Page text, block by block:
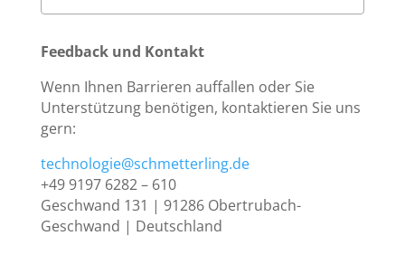
Feedback und Kontakt
Wenn Ihnen Barrieren auffallen oder Sie
Unterstützung benötigen, kontaktieren Sie uns
gern:
technologie@schmetterling.de
+49 9197 6282 – 610
Geschwand 131 | 91286 Obertrubach-
Geschwand | Deutschland